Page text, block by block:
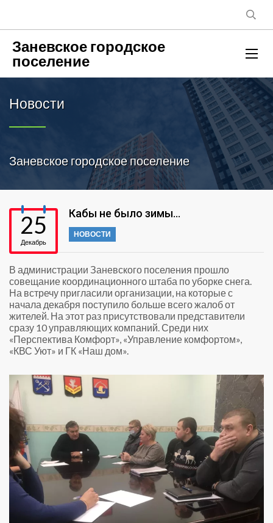
Заневское городское
поселение
Новости
Заневское городское поселение
25
Декабрь
Кабы не было зимы…
НОВОСТИ
В администрации Заневского поселения прошло
совещание координационного штаба по уборке снега.
На встречу пригласили организации, на которые с
начала декабря поступило больше всего жалоб от
жителей. На этот раз присутствовали представители
сразу 10 управляющих компаний. Среди них
«Перспектива Комфорт», «Управление комфортом»,
«КВС Уют» и ГК «Наш дом».